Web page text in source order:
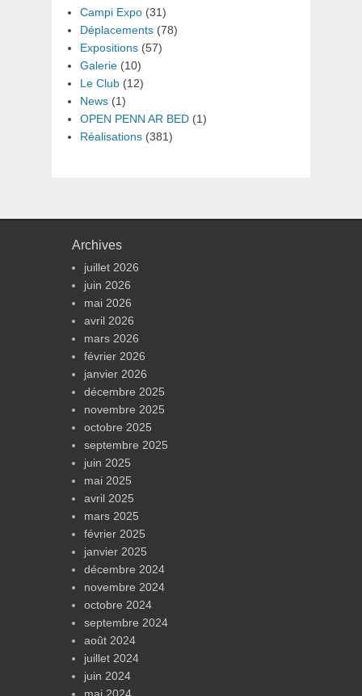
Campi Expo (31)
Déplacements (78)
Expositions (57)
Galerie (10)
Le Club (12)
News (1)
OPEN PENN AR BED (1)
Réalisations (381)
Archives
juillet 2026
juin 2026
mai 2026
avril 2026
mars 2026
février 2026
janvier 2026
décembre 2025
novembre 2025
octobre 2025
septembre 2025
juin 2025
mai 2025
avril 2025
mars 2025
février 2025
janvier 2025
décembre 2024
novembre 2024
octobre 2024
septembre 2024
août 2024
juillet 2024
juin 2024